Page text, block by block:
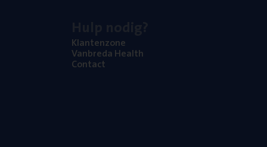
Klan­ten­zo­ne
Van­b­re­da Health
Con­tact